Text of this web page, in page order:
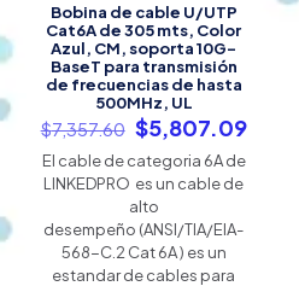
Bobina de cable U/UTP
Cat6A de 305 mts, Color
Azul, CM, soporta 10G-
BaseT para transmisión
de frecuencias de hasta
500MHz, UL
$7,357.60 El
precio
original
era:
$7,357.60.
$5,807.09El
actual
El cable de categoria 6A de
LINKEDPRO es un cable de
alto
desempeño (ANSI/TIA/EIA-
568-C.2 Cat 6A ) es un
estandar de cables para